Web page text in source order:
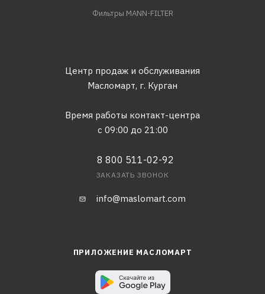
Фильтры MANN-FILTER
Центр продаж и обслуживания
Масломарт, г. Курган
Время работы контакт-центра
с 09:00 до 21:00
8 800 511-02-92
ЗАКАЗАТЬ ЗВОНОК
info@maslomart.com
ПРИЛОЖЕНИЕ МАСЛОМАРТ